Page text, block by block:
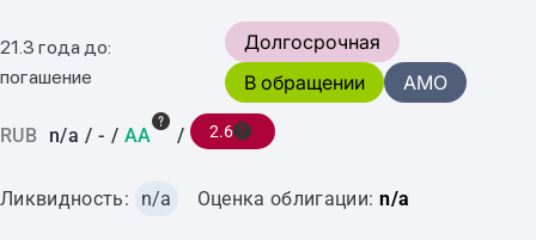
21.3 года до:
погашение
Долгосрочная
В обращении
AMO
RUB n/a / - / AA / 2.6
Ликвидность: n/a Оценка облигации: n/a